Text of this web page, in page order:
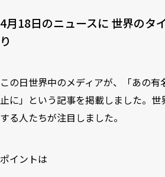
4月18日のニュースに 世界のタ
り
この日世界中のメディアが、「あの
止に」という記事を掲載しました。
する人たちが注目しました。
ポイントは